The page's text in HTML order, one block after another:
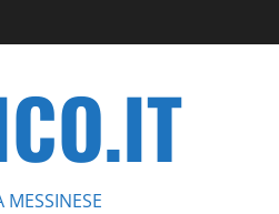
MESSINESE